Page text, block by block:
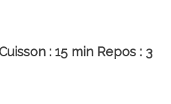
: 15 min Repos : 3